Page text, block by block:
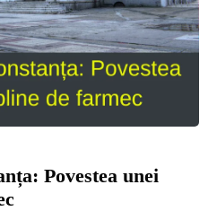
Povestea unei